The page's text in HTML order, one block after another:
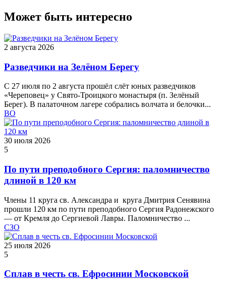
Может быть интересно
2 августа 2026
Разведчики на Зелёном Берегу
С 27 июля по 2 августа прошёл слёт юных разведчиков
«Череповец» у Свято-Троицкого монастыря (п. Зелёный
Берег). В палаточном лагере собрались волчата и белочки...
ВО
30 июля 2026
5
По пути преподобного Сергия: паломничество
длиной в 120 км
Члены 11 круга св. Александра и круга Дмитрия Сенявина
прошли 120 км по пути преподобного Сергия Радонежского
— от Кремля до Сергиевой Лавры. Паломничество ...
СЗО
25 июля 2026
5
Сплав в честь св. Ефросинии Московской